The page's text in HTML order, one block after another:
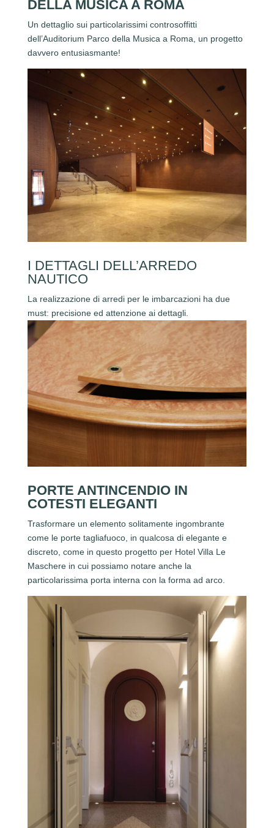
DELLA MUSICA A ROMA
Un dettaglio sui particolarissimi controsoffitti
dell’Auditorium Parco della Musica a Roma, un progetto
davvero entusiasmante!
I DETTAGLI DELL’ARREDO
NAUTICO
La realizzazione di arredi per le imbarcazioni ha due
must: precisione ed attenzione ai dettagli.
PORTE ANTINCENDIO IN
COTESTI ELEGANTI
Trasformare un elemento solitamente ingombrante
come le porte tagliafuoco, in qualcosa di elegante e
discreto, come in questo progetto per Hotel Villa Le
Maschere in cui possiamo notare anche la
particolarissima porta interna con la forma ad arco.